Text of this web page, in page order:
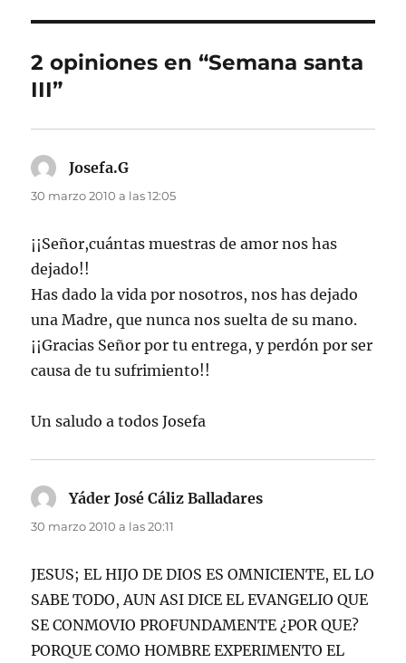
2 opiniones en “Semana santa
III”
Josefa.G
30 marzo 2010 a las 12:05
¡¡Señor,cuántas muestras de amor nos has
dejado!!
Has dado la vida por nosotros, nos has dejado
una Madre, que nunca nos suelta de su mano.
¡¡Gracias Señor por tu entrega, y perdón por ser
causa de tu sufrimiento!!
Un saludo a todos Josefa
Yáder José Cáliz Balladares
30 marzo 2010 a las 20:11
JESUS; EL HIJO DE DIOS ES OMNICIENTE, EL LO
SABE TODO, AUN ASI DICE EL EVANGELIO QUE
SE CONMOVIO PROFUNDAMENTE ¿POR QUE?
PORQUE COMO HOMBRE EXPERIMENTO EL